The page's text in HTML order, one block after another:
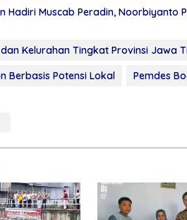
Hadiri Muscab Peradin, Noorbiyanto
Kelurahan Tingkat Provinsi Jawa
Berbasis Potensi Lokal
Pemdes